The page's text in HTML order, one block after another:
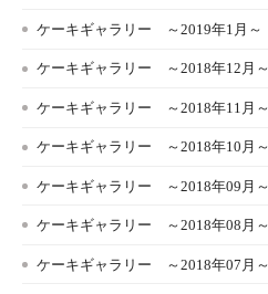
ケーキギャラリー ～2019年1月～
ケーキギャラリー ～2018年12月～
ケーキギャラリー ～2018年11月～
ケーキギャラリー ～2018年10月～
ケーキギャラリー ～2018年09月～
ケーキギャラリー ～2018年08月～
ケーキギャラリー ～2018年07月～